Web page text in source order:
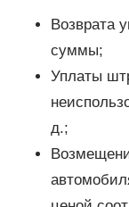
Возврата
суммы;
Уплаты
д.;